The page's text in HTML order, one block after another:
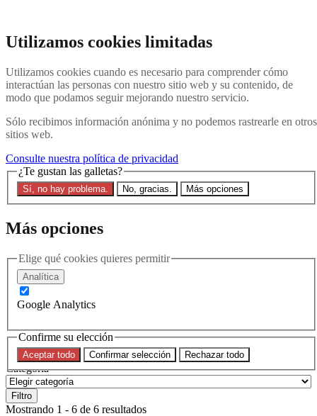
Utilizamos cookies limitadas
Utilizamos cookies cuando es necesario para comprender cómo
interactúan las personas con nuestro sitio web y su contenido, de
modo que podamos seguir mejorando nuestro servicio.
Sólo recibimos información anónima y no podemos rastrearle en otros
sitios web.
Consulte nuestra política de privacidad
¿Te gustan las galletas?
Sí, no hay problema. No, gracias. Más opciones
Más opciones
Elige qué cookies quieres permitir
Analítica
Google Analytics
Confirme su elección
Aceptar todo Confirmar selección Rechazar todo
Buscar en
Menú Póngase en contacto con nosotros
Última
Acerca de
Explicación de Interpol
Contacte con nosotros
Buscar en el sitio
Buscar en el sitio web
Última
Filtros
Tema
Categoría
Filtro
Mostrando 1 - 6 de 6 resultados